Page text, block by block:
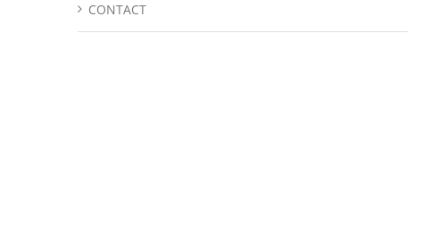
CONTACT